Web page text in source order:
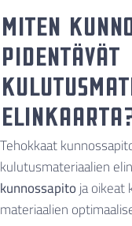
Miten
pidentävät
Tehokkaat
kulutusmateriaalien
kunnossapitoja oikeat
materiaalien